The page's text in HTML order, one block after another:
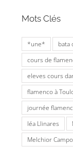
Mots Clés
*une* bata
cours de
eleves cours
flamenco à
journée
léa Llinares
Melchior